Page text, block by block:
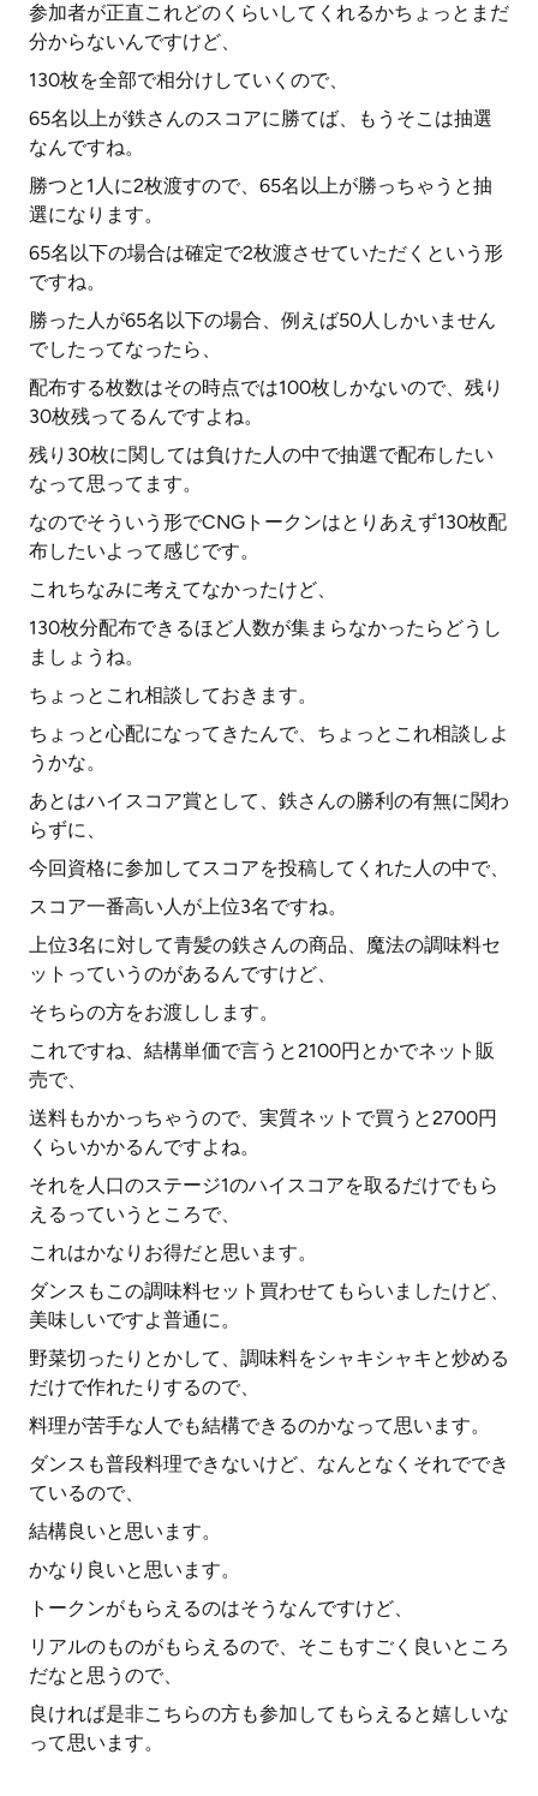
参加者が正直これどのくらいしてくれるかちょっとまだ
分からないんですけど、
130枚を全部で相分けしていくので、
65名以上が鉄さんのスコアに勝てば、もうそこは抽選
なんですね。
勝つと1人に2枚渡すので、65名以上が勝っちゃうと抽
選になります。
65名以下の場合は確定で2枚渡させていただくという形
ですね。
勝った人が65名以下の場合、例えば50人しかいません
でしたってなったら、
配布する枚数はその時点では100枚しかないので、残り
30枚残ってるんですよね。
残り30枚に関しては負けた人の中で抽選で配布したい
なって思ってます。
なのでそういう形でCNGトークンはとりあえず130枚配
布したいよって感じです。
これちなみに考えてなかったけど、
130枚分配布できるほど人数が集まらなかったらどうし
ましょうね。
ちょっとこれ相談しておきます。
ちょっと心配になってきたんで、ちょっとこれ相談しよ
うかな。
あとはハイスコア賞として、鉄さんの勝利の有無に関わ
らずに、
今回資格に参加してスコアを投稿してくれた人の中で、
スコア一番高い人が上位3名ですね。
上位3名に対して青髪の鉄さんの商品、魔法の調味料セ
ットっていうのがあるんですけど、
そちらの方をお渡しします。
これですね、結構単価で言うと2100円とかでネット販
売で、
送料もかかっちゃうので、実質ネットで買うと2700円
くらいかかるんですよね。
それを人口のステージ1のハイスコアを取るだけでもら
えるっていうところで、
これはかなりお得だと思います。
ダンスもこの調味料セット買わせてもらいましたけど、
美味しいですよ普通に。
野菜切ったりとかして、調味料をシャキシャキと炒める
だけで作れたりするので、
料理が苦手な人でも結構できるのかなって思います。
ダンスも普段料理できないけど、なんとなくそれででき
ているので、
結構良いと思います。
かなり良いと思います。
トークンがもらえるのはそうなんですけど、
リアルのものがもらえるので、そこもすごく良いところ
だなと思うので、
良ければ是非こちらの方も参加してもらえると嬉しいな
って思います。